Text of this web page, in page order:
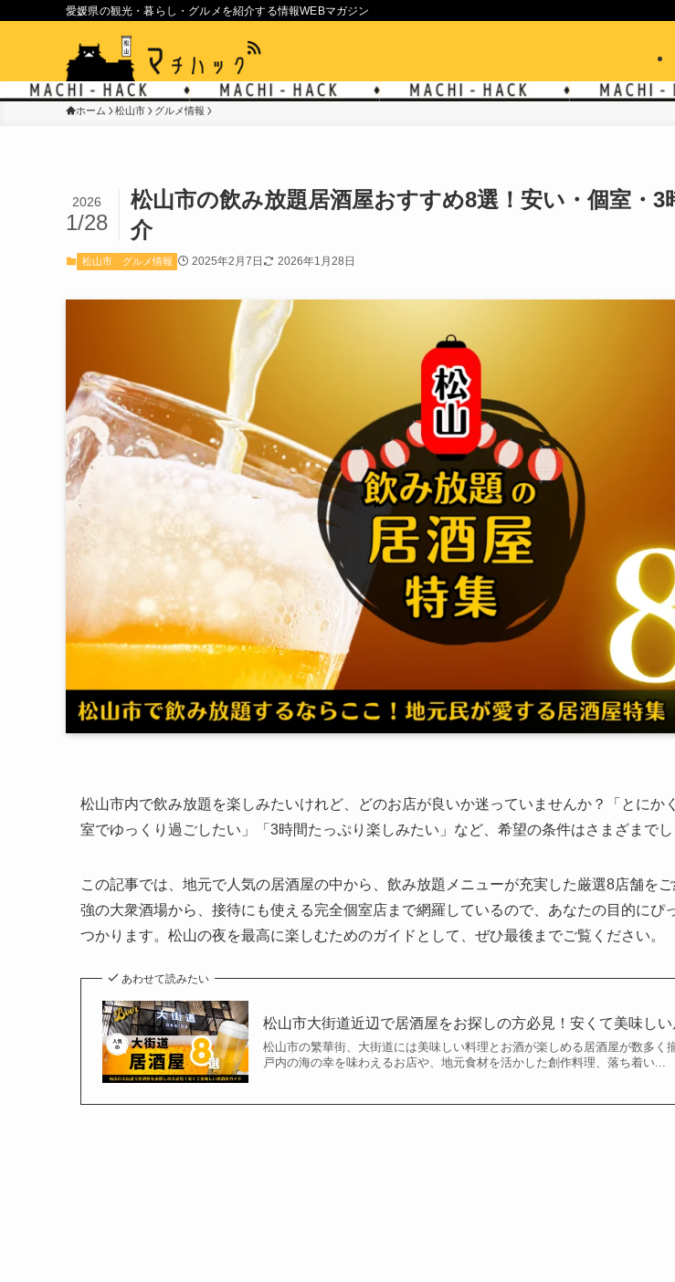
愛媛県の観光・暮らし・グルメを紹介する情報WEBマガジン
ホーム 松山市 グルメ情報
松山市の飲み放題居酒屋おすすめ8選！安い・個室・3
介
2026
1/28
松山市 グルメ情報 2025年2月7日 2026年1月28日
松山市内で飲み放題を楽しみたいけれど、どのお店が良いか迷っていませんか？「とにか
室でゆっくり過ごしたい」「3時間たっぷり楽しみたい」など、希望の条件はさまざまでし
この記事では、地元で人気の居酒屋の中から、飲み放題メニューが充実した厳選8店舗を
強の大衆酒場から、接待にも使える完全個室店まで網羅しているので、あなたの目的にぴ
つかります。松山の夜を最高に楽しむためのガイドとして、ぜひ最後までご覧ください。
あわせて読みたい
松山市大街道近辺で居酒屋をお探しの方必見！安くて美味し
松山市の繁華街、大街道には美味しい料理とお酒が楽しめる居酒屋が数多く
戸内の海の幸を味わえるお店や、地元食材を活かした創作料理、落ち着い...